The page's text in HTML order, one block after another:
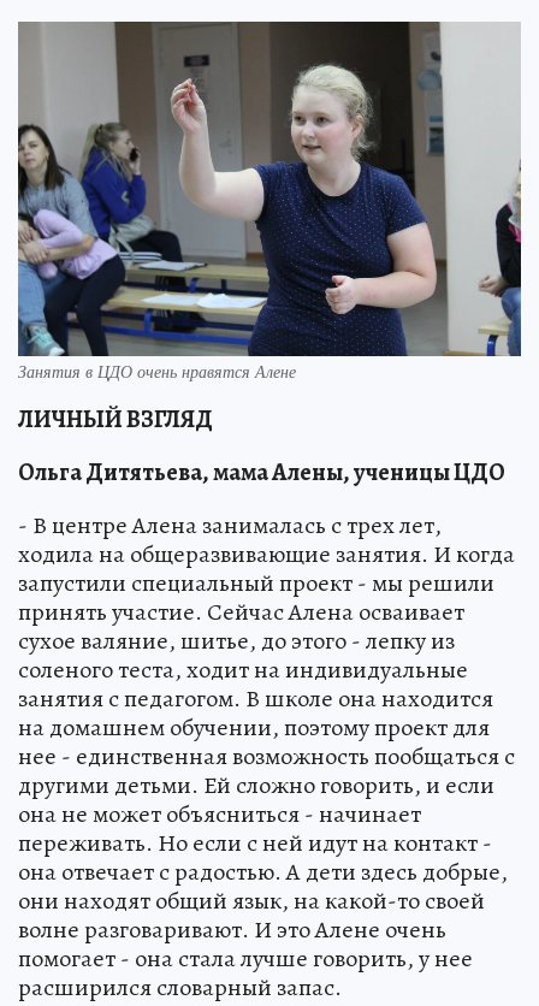
Занятия в ЦДО очень нравятся Алене
ЛИЧНЫЙ ВЗГЛЯД
Ольга Дитятьева, мама Алены, ученицы ЦДО
- В центре Алена занималась с трех лет,
ходила на общеразвивающие занятия. И когда
запустили специальный проект - мы решили
принять участие. Сейчас Алена осваивает
сухое валяние, шитье, до этого - лепку из
соленого теста, ходит на индивидуальные
занятия с педагогом. В школе она находится
на домашнем обучении, поэтому проект для
нее - единственная возможность пообщаться с
другими детьми. Ей сложно говорить, и если
она не может объясниться - начинает
переживать. Но если с ней идут на контакт -
она отвечает с радостью. А дети здесь добрые,
они находят общий язык, на какой-то своей
волне разговаривают. И это Алене очень
помогает - она стала лучше говорить, у нее
расширился словарный запас.